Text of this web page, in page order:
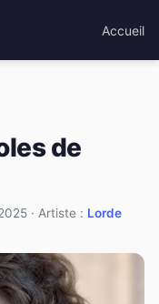
Accueil
de
· Artiste : Lorde